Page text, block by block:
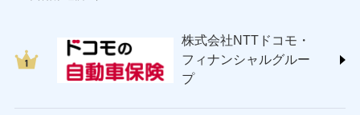
ＳＯＭＰＯダイレクト損害保険株式会社
(https://www.sompo-direct.co.jp/)
チューリッヒ保険会社 (https://www.zurich.co.jp/)
株式会社NTTドコモ・
フィナンシャルグルー
プ